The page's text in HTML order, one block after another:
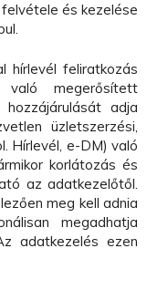
és kezelése
hírlevél feliratkozás
való megerősített
adja
üzletszerzési,
Hírlevél, e-DM) való
korlátozás és
az adatkezelőtől.
meg kell adnia
megadhatja
adatkezelés ezen